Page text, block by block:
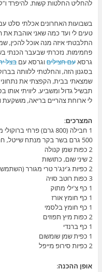
להחליט החלטות קשות. להיפרד
בשבועות האחרונים אכלתי סלט
טעים לי ועד כמה שאני אוהבת את
התלבטתי איזה מנה אוכל להכין,
פחמימות. נזכרתי שבעבר הכנתי
גרסאעם חציליםוגרסא עם בצל
בסגנון הזה, והחלטתי ללוותה
שמצאתי בבית, הקפצתי את נתחוני
תבשיל גדול ומשביע. ליוויתי
לי ארוחת צהריים בריאה, מושקעת
המצרכים:
1 חבילה (800 גרם) פרחי ברוקולי מוקפאים
500 גרם בשר בקר מנתח שייטל, חתוך לנתחונים דקים
2 כפות שמן קנולה
2 שיני שום, כתושות
2 כפיות ג'ינג'ר טרי מגורר (השתמשתי בקוביות קפואות)
3 כפות רוטב סויה
1 כף צ'ילי מתוק
1 כף חומץ אורז
1 כף חומץ בלסמי
2 כפות מיץ תפוזים
1 כף ברנדי
1 כפית שמן שומשום
2 כפיות סירופ מייפל
אופן ההכנה: